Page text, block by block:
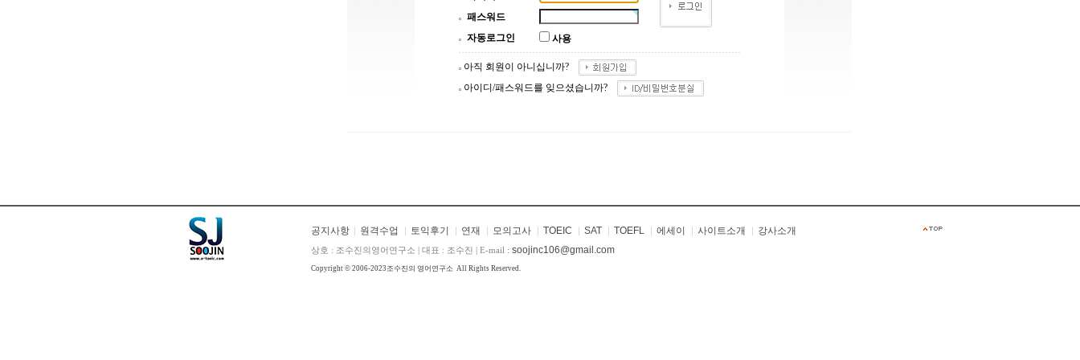
패스워드
자동로그인
사용
아직 회원이 아니십니까?
아이디/패스워드를 잊으셨습니까?
공지사항 원격수업 토익후기 연재 모의고사 TOEIC SAT TOEFL 에세이 사이트소개 강사소개
상호 : 조수진의영어연구소 | 대표 : 조수진 | E-mail : soojinc106@gmail.com
Copyright © 2006-2023 조수진의 영어연구소 All Rights Reserved.